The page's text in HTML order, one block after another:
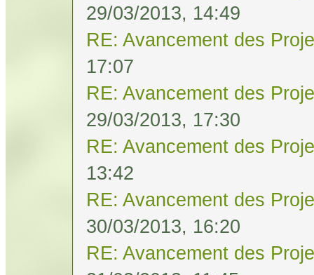
29/03/2013, 14:49
RE: Avancement des
17:07
RE: Avancement des
29/03/2013, 17:30
RE: Avancement des
13:42
RE: Avancement des
30/03/2013, 16:20
RE: Avancement des